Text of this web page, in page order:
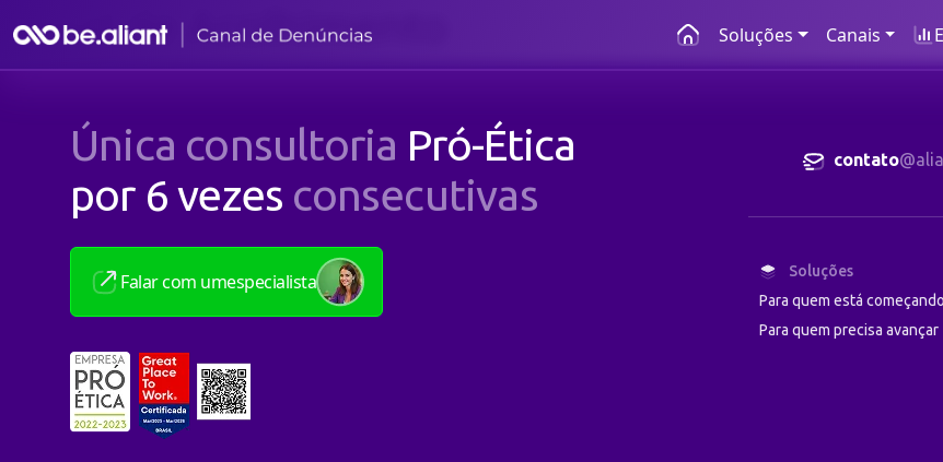
Soluções Canais
Canal de Acolhimento
Única consultoria Pró-Ética
por 6 vezes consecutivas
Falar com umespecialista
contato
Soluções
Para quem está começando
Para quem precisa avançar